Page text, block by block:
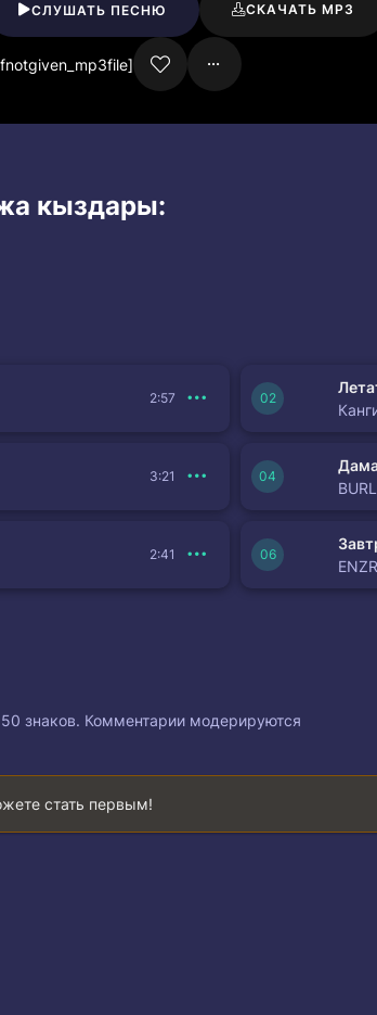
СЛУШАТЬ ПЕСНЮ СКАЧАТЬ MP3
кыздары:
2:57
3:21
2:41
знаков. Комментарии модерируются
стать первым!